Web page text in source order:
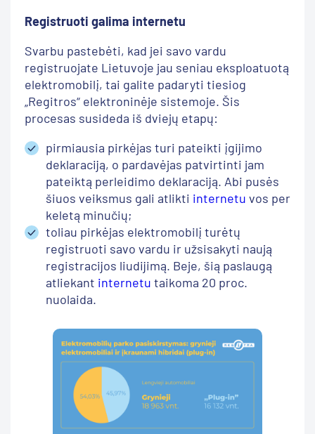
Registruoti galima internetu
Svarbu pastebėti, kad jei savo vardu
registruojate Lietuvoje jau seniau eksploatuotą
elektromobilį, tai galite padaryti tiesiog
„Regitros“ elektroninėje sistemoje. Šis
procesas susideda iš dviejų etapų:
pirmiausia pirkėjas turi pateikti įgijimo
deklaraciją, o pardavėjas patvirtinti jam
pateiktą perleidimo deklaraciją. Abi pusės
šiuos veiksmus gali atlikti internetu vos per
keletą minučių;
toliau pirkėjas elektromobilį turėtų
registruoti savo vardu ir užsisakyti naują
registracijos liudijimą. Beje, šią paslaugą
atliekant internetu taikoma 20 proc.
nuolaida.